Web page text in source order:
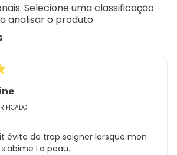
Selecione uma classificação
analisar o produto
évite de trop saigner lorsque mon
La peau.